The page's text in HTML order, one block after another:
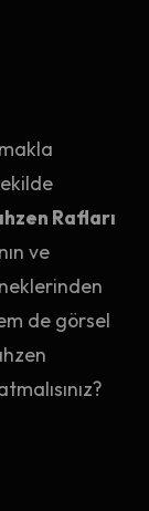
Rafları
ve
de görsel